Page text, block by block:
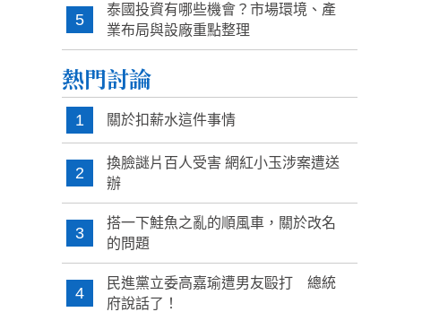
5
泰國投資有哪些機會？市場環境、產
業布局與設廠重點整理
熱門討論
1 關於扣薪水這件事情
2
換臉謎片百人受害 網紅小玉涉案遭送
辦
3
搭一下鮭魚之亂的順風車，關於改名
的問題
4
民進黨立委高嘉瑜遭男友毆打 總統
府說話了！